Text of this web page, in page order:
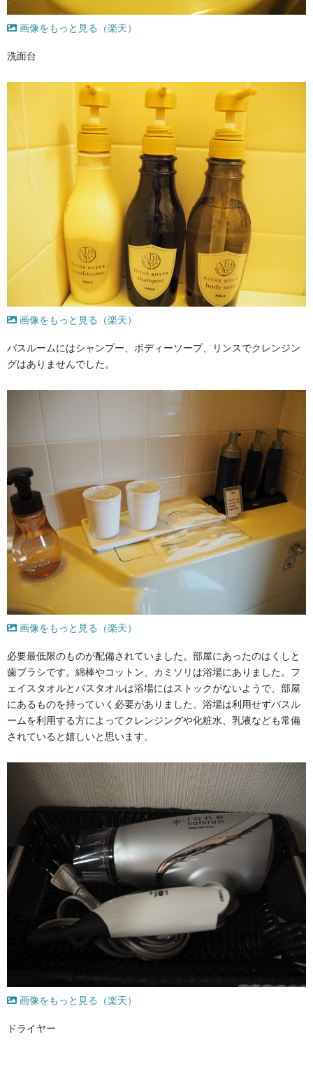
画像をもっと見る（楽天）
洗面台
画像をもっと見る（楽天）
バスルームにはシャンプー、ボディーソープ、リンスでクレンジン
グはありませんでした。
画像をもっと見る（楽天）
必要最低限のものが配備されていました。部屋にあったのはくしと
歯ブラシです。綿棒やコットン、カミソリは浴場にありました。フ
ェイスタオルとバスタオルは浴場にはストックがないようで、部屋
にあるものを持っていく必要がありました。浴場は利用せずバスル
ームを利用する方によってクレンジングや化粧水、乳液なども常備
されていると嬉しいと思います。
画像をもっと見る（楽天）
ドライヤー